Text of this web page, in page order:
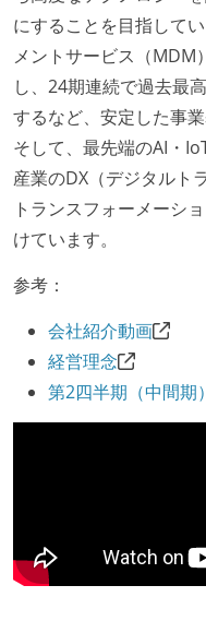
適性検査がある（
職業安定法に対
休憩時間：1時間
固定残業時間：月40
休日制度：完全週
主な休暇：年末年
給与形態：月給制
給与形態：賞与あり
試用期間：あり（6
社会保険：各種社
生年金）
にすることを目指して
メントサービス（MDM
し、24期連続で過去最
するなど、安定した事
そして、最先端のAI・
産業のDX（デジタルト
トランスフォーメーシ
けています。
参考：
会社紹介動画
経営理念
第2四半期（中間期